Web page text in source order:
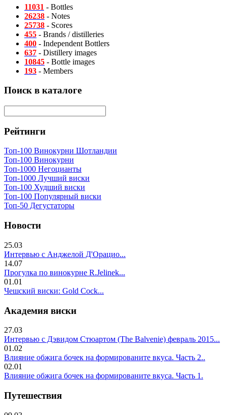
11031 - Bottles
26238 - Notes
25738 - Scores
455 - Brands / distilleries
400 - Independent Bottlers
637 - Distillery images
10845 - Bottle images
193 - Members
Поиск в каталоге
Рейтинги
Топ-100 Винокурни Шотландии
Топ-100 Винокурни
Топ-1000 Негоцианты
Топ-1000 Лучший виски
Топ-100 Худший виски
Топ-100 Популярный виски
Топ-50 Дегустаторы
Новости
25.03
Интервью с Анджелой Д'Орацио...
14.07
Прогулка по винокурне R.Jelinek...
01.01
Чешский виски: Gold Cock...
Академия виски
27.03
Интервью с Дэвидом Стюартом (The Balvenie) февраль 2015...
01.02
Влияние обжига бочек на формированите вкуса. Часть 2..
02.01
Влияние обжига бочек на формированите вкуса. Часть 1.
Путешествия